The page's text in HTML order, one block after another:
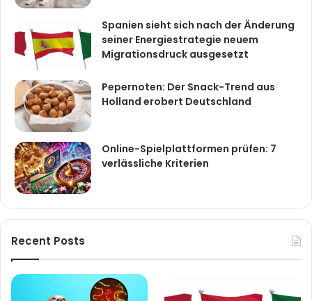
Spanien sieht sich nach der Änderung
seiner Energiestrategie neuem
Migrationsdruck ausgesetzt
Pepernoten: Der Snack-Trend aus
Holland erobert Deutschland
Online-Spielplattformen prüfen: 7
verlässliche Kriterien
Recent Posts